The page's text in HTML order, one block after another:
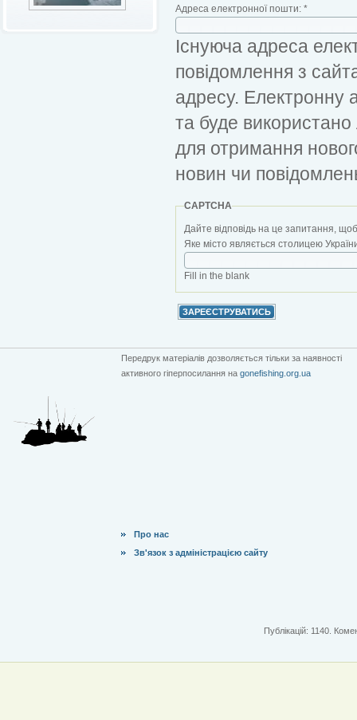
Адреса електронної пошти: *
Існуюча адреса
повідомлення з
адресу. Електронну
та буде
для отримання
новин чи
CAPTCHA
Дайте відповідь на це запитання,
Яке місто являється столицею
Fill in the blank
Передрук матеріалів дозволяється тільки за наявності
активного гіперпосилання на gonefishing.org.ua
Про нас
Зв'язок з адміністрацією сайту
Публікацій: 1140.